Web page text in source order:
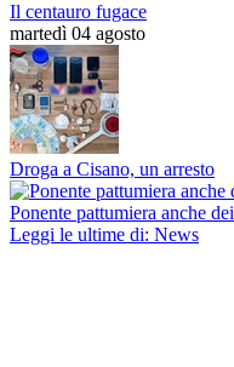
Il centauro fugace
martedì 04 agosto
Droga a Cisano, un arresto
Ponente pattumiera anche
Leggi le ultime di: News